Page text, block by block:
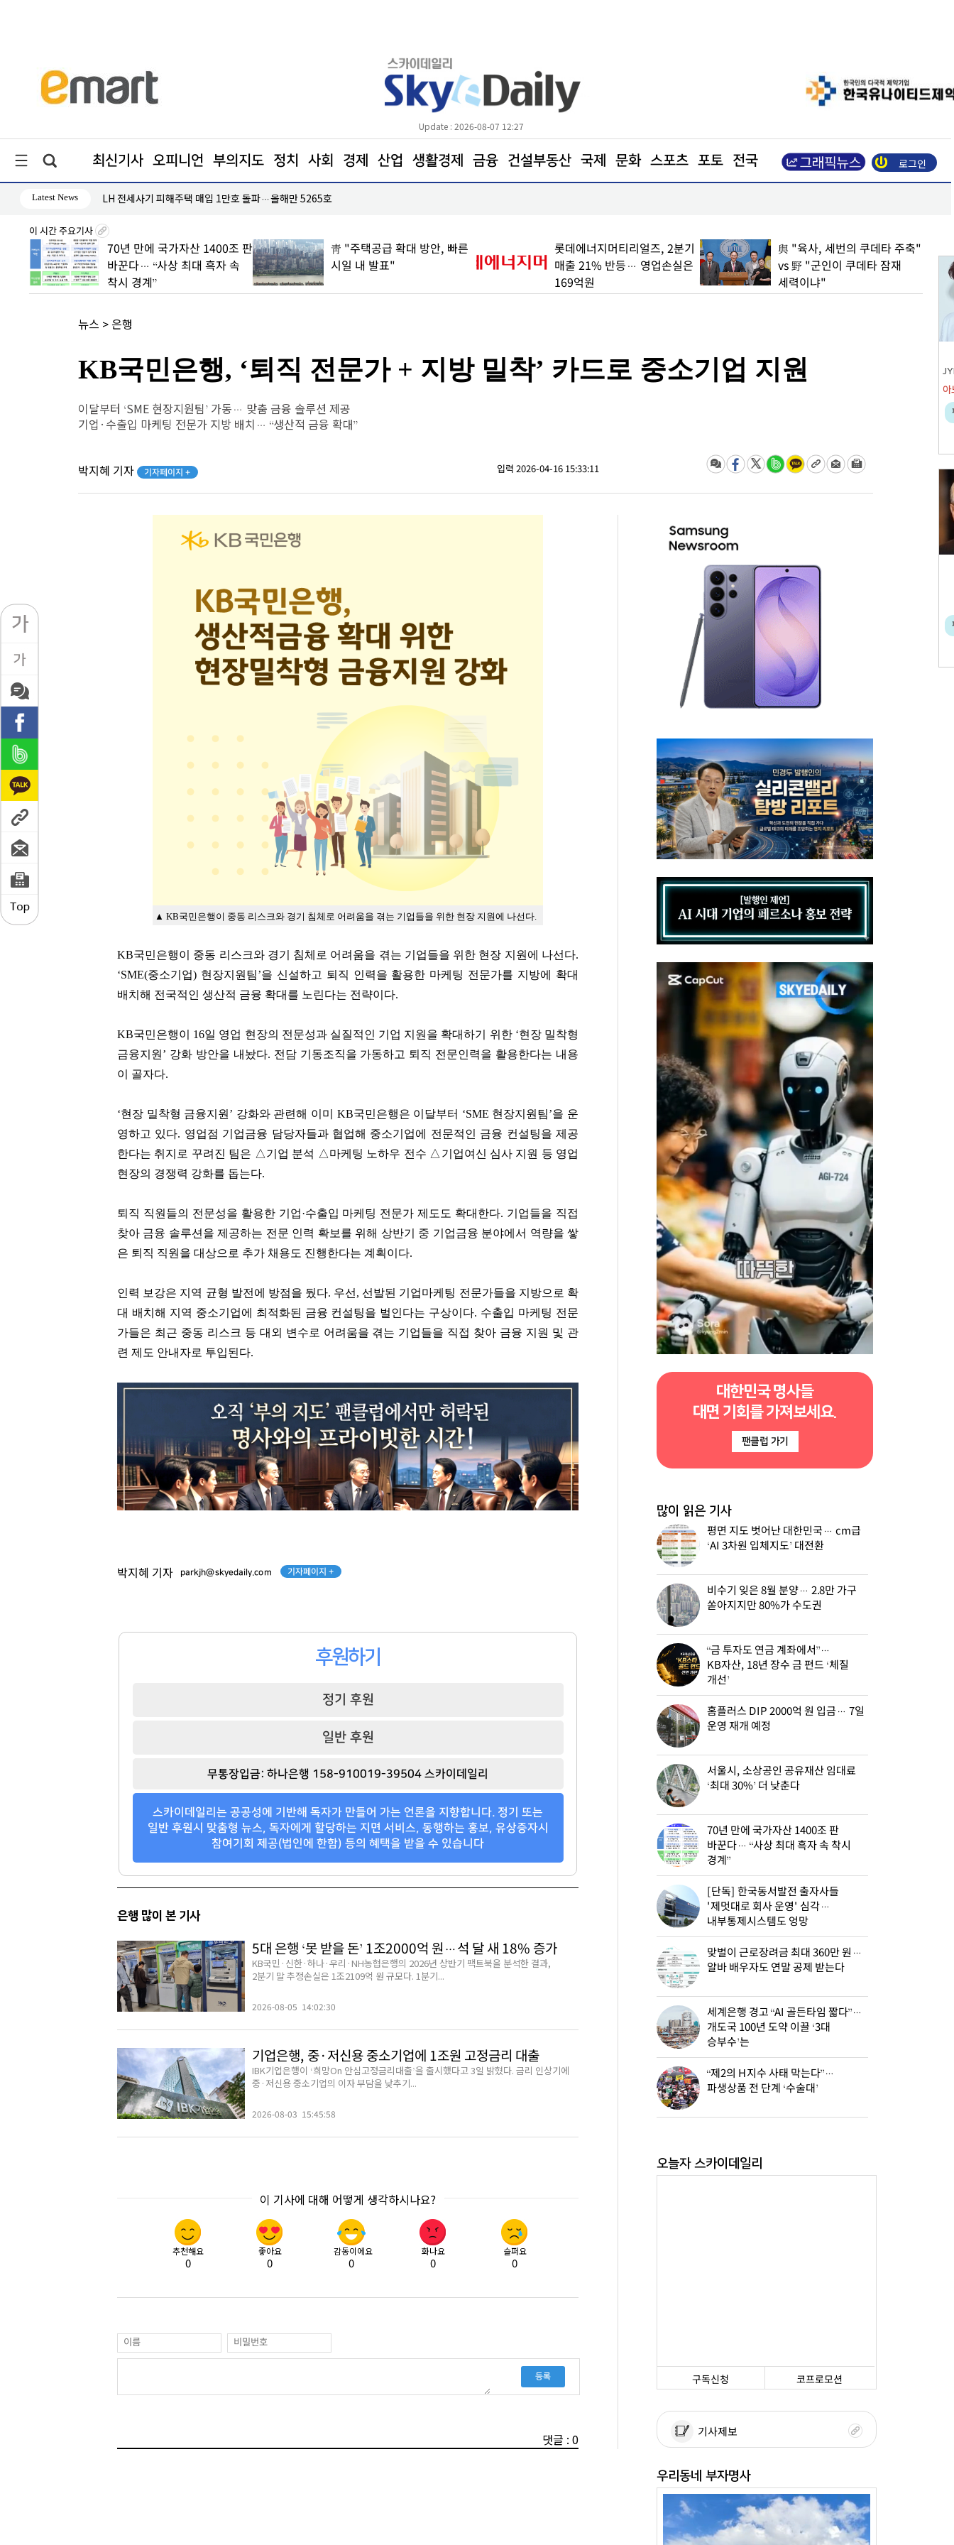
Update : 2026-08-07 12:27
최신기사 오피니언 부의지도 정치 사회 경제 산업 생활경제 금융 건설부동산 국제 문화 스포츠 포토 전국 로그인
Latest News LH 전세사기 피해주택 매입 1만호 돌파…올해만 5265호
이 시간 주요기사
70년 만에 국가자산 1400조 판
바꾼다… “사상 최대 흑자 속
착시 경계”
靑 "주택공급 확대 방안, 빠른
시일 내 발표"
롯데에너지머티리얼즈, 2분기
매출 21% 반등… 영업손실은
169억원
與 "육사, 세번의 쿠데타 주축"
vs 野 "군인이 쿠데타 잠재
세력이냐"
뉴스 > 은행
KB국민은행, ‘퇴직 전문가 + 지방 밀착’ 카드로 중소기업 지원
이달부터 ‘SME 현장지원팀’ 가동… 맞춤 금융 솔루션 제공
기업·수출입 마케팅 전문가 지방 배치… “생산적 금융 확대”
박지혜 기자 기자페이지 + 입력 2026-04-16 15:33:11
▲ KB국민은행이 중동 리스크와 경기 침체로 어려움을 겪는 기업들을 위한 현장 지원에 나선다.
KB국민은행이 중동 리스크와 경기 침체로 어려움을 겪는 기업들을 위한 현장 지원에 나선다.
‘SME(중소기업) 현장지원팀’을 신설하고 퇴직 인력을 활용한 마케팅 전문가를 지방에 확대
배치해 전국적인 생산적 금융 확대를 노린다는 전략이다.
KB국민은행이 16일 영업 현장의 전문성과 실질적인 기업 지원을 확대하기 위한 ‘현장 밀착형
금융지원’ 강화 방안을 내놨다. 전담 기동조직을 가동하고 퇴직 전문인력을 활용한다는 내용
이 골자다.
‘현장 밀착형 금융지원’ 강화와 관련해 이미 KB국민은행은 이달부터 ‘SME 현장지원팀’을 운
영하고 있다. 영업점 기업금융 담당자들과 협업해 중소기업에 전문적인 금융 컨설팅을 제공
한다는 취지로 꾸려진 팀은 △기업 분석 △마케팅 노하우 전수 △기업여신 심사 지원 등 영업
현장의 경쟁력 강화를 돕는다.
퇴직 직원들의 전문성을 활용한 기업·수출입 마케팅 전문가 제도도 확대한다. 기업들을 직접
찾아 금융 솔루션을 제공하는 전문 인력 확보를 위해 상반기 중 기업금융 분야에서 역량을 쌓
은 퇴직 직원을 대상으로 추가 채용도 진행한다는 계획이다.
인력 보강은 지역 균형 발전에 방점을 뒀다. 우선, 선발된 기업마케팅 전문가들을 지방으로 확
대 배치해 지역 중소기업에 최적화된 금융 컨설팅을 벌인다는 구상이다. 수출입 마케팅 전문
가들은 최근 중동 리스크 등 대외 변수로 어려움을 겪는 기업들을 직접 찾아 금융 지원 및 관
련 제도 안내자로 투입된다.
아크로리버파크
팬클럽 참여
신한카드
일산두산위브더제니스
팬클럽 참여
114
허영인
SPC그룹
상지리츠빌카일룸2
팬클럽 참여
377
SPC그룹
한남더힐
팬클럽 참여
117
단독주택
팬클럽 참여
박지혜 기자 parkjh@skyedaily.com 기자페이지 +
후원하기
정기 후원
일반 후원
무통장입금: 하나은행 158-910019-39504 스카이데일리
스카이데일리는 공공성에 기반해 독자가 만들어 가는 언론을 지향합니다. 정기 또는
일반 후원시 맞춤형 뉴스, 독자에게 할당하는 지면 서비스, 동행하는 홍보, 유상증자시
참여기회 제공(법인에 한함) 등의 혜택을 받을 수 있습니다
은행 많이 본 기사
5대 은행 ‘못 받을 돈’ 1조2000억 원…석 달 새 18% 증가
KB국민·신한·하나·우리·NH농협은행의 2026년 상반기 팩트북을 분석한 결과,
2분기 말 추정손실은 1조2109억 원 규모다. 1분기...
2026-08-05 14:02:30
기업은행, 중·저신용 중소기업에 1조원 고정금리 대출
IBK기업은행이 ‘희망On 안심고정금리대출’을 출시했다고 3일 밝혔다. 금리 인상기에
중·저신용 중소기업의 이자 부담을 낮추기...
2026-08-03 15:45:58
이 기사에 대해 어떻게 생각하시나요?
추천해요
0
좋아요
0
감동이에요
0
화나요
0
슬퍼요
0
등록
댓글 : 0
대한민국 명사들
대면 기회를 가져보세요.
팬클럽 가기
많이 읽은 기사
평면 지도 벗어난 대한민국… cm급
‘AI 3차원 입체지도’ 대전환
비수기 잊은 8월 분양… 2.8만 가구
쏟아지지만 80%가 수도권
“금 투자도 연금 계좌에서”…
KB자산, 18년 장수 금 펀드 ‘체질
개선’
홈플러스 DIP 2000억 원 입금… 7일
운영 재개 예정
서울시, 소상공인 공유재산 임대료
‘최대 30%’ 더 낮춘다
70년 만에 국가자산 1400조 판
바꾼다… “사상 최대 흑자 속 착시
경계”
[단독] 한국동서발전 출자사들
'제멋대로 회사 운영' 심각…
내부통제시스템도 엉망
맞벌이 근로장려금 최대 360만 원…
알바 배우자도 연말 공제 받는다
세계은행 경고 “AI 골든타임 짧다”…
개도국 100년 도약 이끌 ‘3대
승부수’는
“제2의 H지수 사태 막는다”…
파생상품 전 단계 ‘수술대’
오늘자 스카이데일리
구독신청 코프로모션
기사제보
우리동네 부자명사